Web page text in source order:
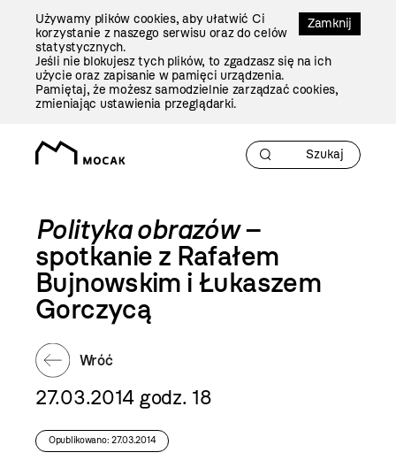
Zamknij
Używamy plików cookies, aby ułatwić Ci
korzystanie z naszego serwisu oraz do celów
statystycznych.
Jeśli nie blokujesz tych plików, to zgadzasz się na ich
użycie oraz zapisanie w pamięci urządzenia.
Pamiętaj, że możesz samodzielnie zarządzać cookies,
zmieniając ustawienia przeglądarki.
Polityka obrazów–
spotkanie z Rafałem
Bujnowskim i Łukaszem
Gorczycą
Wróć
27.03.2014 godz. 18
Opublikowano: 27.03.2014